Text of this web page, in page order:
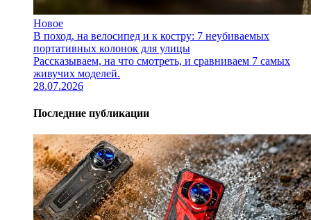
Новое
В поход, на велосипед и к костру: 7 неубиваемых
портативных колонок для улицы
Рассказываем, на что смотреть, и сравниваем 7 самых
живучих моделей.
28.07.2026
Последние публикации